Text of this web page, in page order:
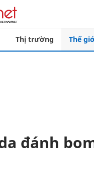
Thị trường Thế
đánh